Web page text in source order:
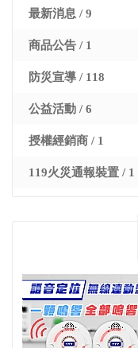
最新消息 / 9
商品公告 / 1
防災宣導 / 118
公益活動 / 6
授權經銷商 / 1
119火災通報裝置 / 1